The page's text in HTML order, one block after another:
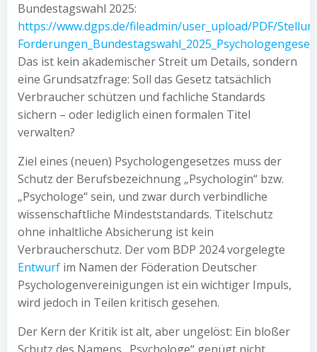
Bundestagswahl 2025:
https://www.dgps.de/fileadmin/user_upload/PDF/
Das ist kein akademischer Streit um Details, sondern
eine Grundsatzfrage: Soll das Gesetz tatsächlich
Verbraucher schützen und fachliche Standards
sichern – oder lediglich einen formalen Titel
verwalten?
Ziel eines (neuen) Psychologengesetzes muss der
Schutz der Berufsbezeichnung „Psychologin“ bzw.
„Psychologe“ sein, und zwar durch verbindliche
wissenschaftliche Mindeststandards. Titelschutz
ohne inhaltliche Absicherung ist kein
Verbraucherschutz. Der vom BDP 2024 vorgelegte
Entwurf im Namen der Föderation Deutscher
Psychologenvereinigungen ist ein wichtiger Impuls,
wird jedoch in Teilen kritisch gesehen.
Der Kern der Kritik ist alt, aber ungelöst: Ein bloßer